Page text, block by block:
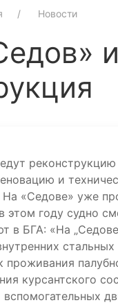
Новости
и
«Седове» уже
этом году судно
в БГА: «На
проживания
курсантского